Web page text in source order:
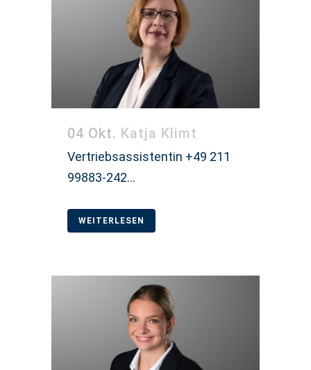
04 Okt. Katja Klimt
Vertriebsassistentin +49 211
99883-242...
WEITERLESEN